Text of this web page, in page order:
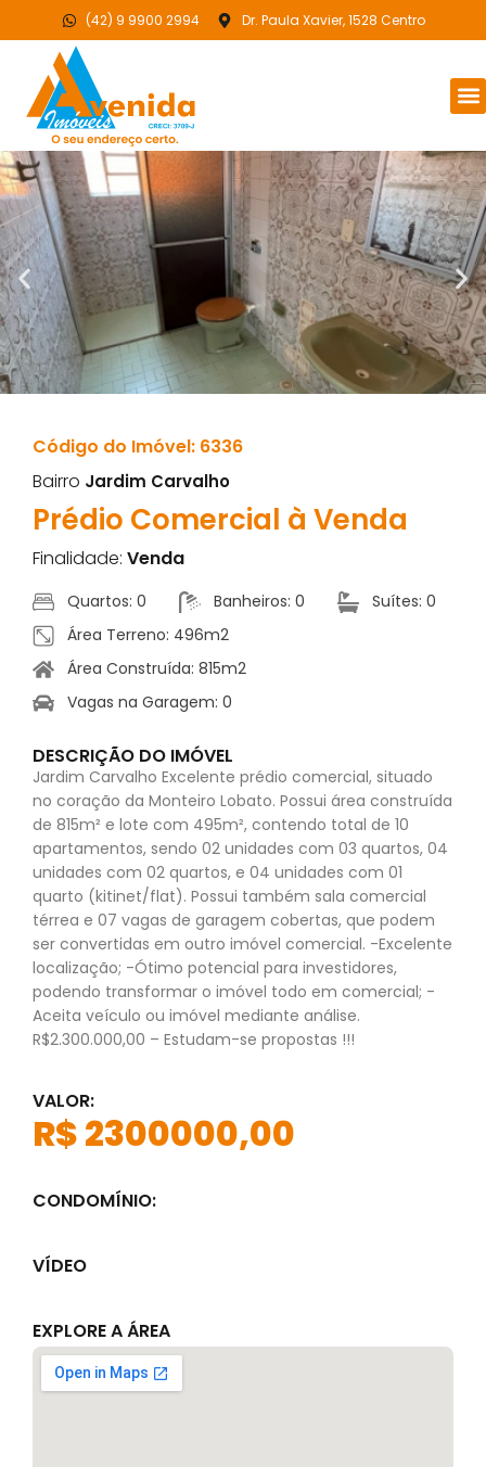
(42) 9 9900 2994 Dr. Paula Xavier, 1528 Centro
Código do Imóvel: 6336
Bairro Jardim Carvalho
Prédio Comercial à Venda
Finalidade: Venda
Quartos: 0 Banheiros: 0
Suítes: 0
Área Terreno: 496m2
Área Construída: 815m2
Vagas na Garagem: 0
DESCRIÇÃO DO IMÓVEL
Jardim Carvalho Excelente prédio comercial, situado
no coração da Monteiro Lobato. Possui área construída
de 815m² e lote com 495m², contendo total de 10
apartamentos, sendo 02 unidades com 03 quartos, 04
unidades com 02 quartos, e 04 unidades com 01
quarto (kitinet/flat). Possui também sala comercial
térrea e 07 vagas de garagem cobertas, que podem
ser convertidas em outro imóvel comercial. -Excelente
localização; -Ótimo potencial para investidores,
podendo transformar o imóvel todo em comercial; -
Aceita veículo ou imóvel mediante análise.
R$2.300.000,00 – Estudam-se propostas !!!
VALOR:
R$ 2300000,00
CONDOMÍNIO:
VÍDEO
EXPLORE A ÁREA